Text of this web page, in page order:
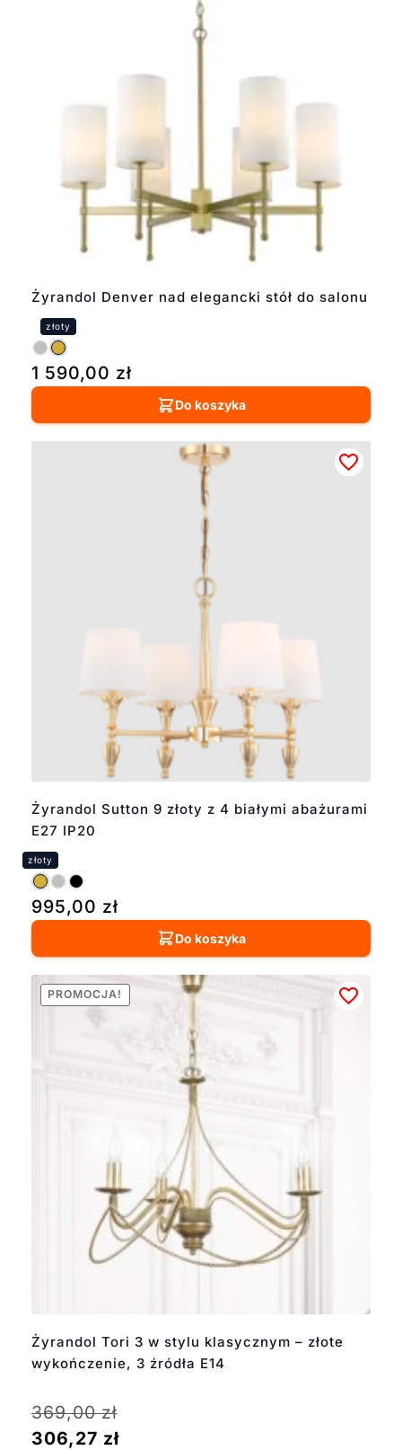
Żyrandol Denver nad elegancki stół do salonu
1 590,00 zł
Do koszyka
Żyrandol Sutton 9 złoty z 4 białymi abażurami
E27 IP20
995,00 zł
Do koszyka
Żyrandol Tori 3 w stylu klasycznym – złote
wykończenie, 3 źródła E14
PROMOCJA!
369,00zł
306,27 zł